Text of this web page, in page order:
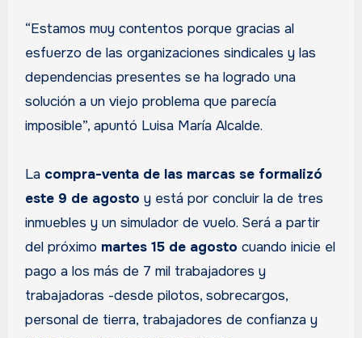
“Estamos muy contentos porque gracias al
esfuerzo de las organizaciones sindicales y las
dependencias presentes se ha logrado una
solución a un viejo problema que parecía
imposible”, apuntó Luisa María Alcalde.
La compra-venta de las marcas se formalizó
este 9 de agosto y está por concluir la de tres
inmuebles y un simulador de vuelo. Será a partir
del próximo martes 15 de agosto cuando inicie el
pago a los más de 7 mil trabajadores y
trabajadoras -desde pilotos, sobrecargos,
personal de tierra, trabajadores de confianza y